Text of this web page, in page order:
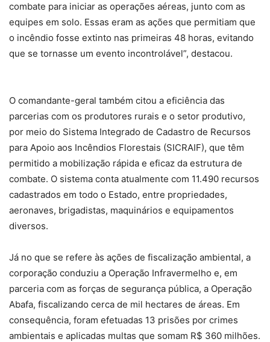
combate para iniciar as operações aéreas, junto com as
equipes em solo. Essas eram as ações que permitiam que
o incêndio fosse extinto nas primeiras 48 horas, evitando
que se tornasse um evento incontrolável”, destacou.
O comandante-geral também citou a eficiência das
parcerias com os produtores rurais e o setor produtivo,
por meio do Sistema Integrado de Cadastro de Recursos
para Apoio aos Incêndios Florestais (SICRAIF), que têm
permitido a mobilização rápida e eficaz da estrutura de
combate. O sistema conta atualmente com 11.490 recursos
cadastrados em todo o Estado, entre propriedades,
aeronaves, brigadistas, maquinários e equipamentos
diversos.
Já no que se refere às ações de fiscalização ambiental, a
corporação conduziu a Operação Infravermelho e, em
parceria com as forças de segurança pública, a Operação
Abafa, fiscalizando cerca de mil hectares de áreas. Em
consequência, foram efetuadas 13 prisões por crimes
ambientais e aplicadas multas que somam R$ 360 milhões.